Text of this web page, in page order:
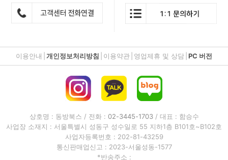
이용안내 개인정보처리방침 이용약관 영업제휴 및 상담 PC 버전
상호명 : 동방북스 / 전화 : 02-3445-1703/ 대표 : 함승수
사업장 소재지 : 서울특별시 성동구 성수일로 55 지하1층 B101호~B102호
사업자등록번호 : 202-81-43259
통신판매업신고 : 2023-서울성동-1577
*반송주소 :